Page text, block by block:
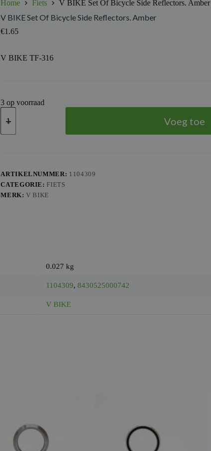
Home Fiets V BIKE Set Of Bicycle Side Reflectors. Amber
V BIKE Set Of Bicycle Side Reflectors. Amber
€1.65
V BIKE TF-316
3 op voorraad
V
BIKE
Of
Amber
aantal
Voeg toe
ARTIKELNUMMER: 1104309
CATEGORIE: FIETS
MERK:V BIKE
0.027 kg
1104309, 8430525000742
V BIKE